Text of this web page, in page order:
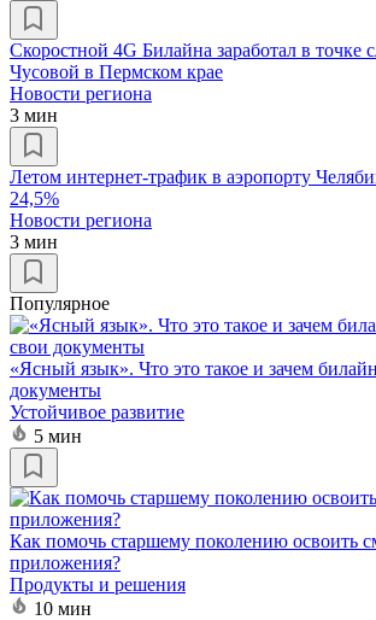
Скоростной 4G Билайна заработал в точке
Чусовой в Пермском крае
Новости региона
3 мин
Летом интернет-трафик в аэропорту
24,5%
Новости региона
3 мин
Популярное
«Ясный язык». Что это такое и зачем
документы
Устойчивое развитие
5 мин
Как помочь старшему поколению освоить
приложения?
Продукты и решения
10 мин